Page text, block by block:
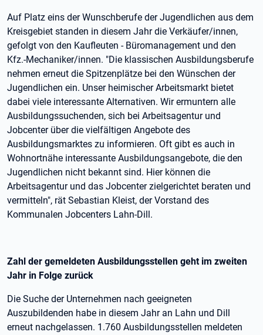
Auf Platz eins der Wunschberufe der Jugendlichen aus dem
Kreisgebiet standen in diesem Jahr die Verkäufer/innen,
gefolgt von den Kaufleuten - Büromanagement und den
Kfz.-Mechaniker/innen. "Die klassischen Ausbildungsberufe
nehmen erneut die Spitzenplätze bei den Wünschen der
Jugendlichen ein. Unser heimischer Arbeitsmarkt bietet
dabei viele interessante Alternativen. Wir ermuntern alle
Ausbildungssuchenden, sich bei Arbeitsagentur und
Jobcenter über die vielfältigen Angebote des
Ausbildungsmarktes zu informieren. Oft gibt es auch in
Wohnortnähe interessante Ausbildungsangebote, die den
Jugendlichen nicht bekannt sind. Hier können die
Arbeitsagentur und das Jobcenter zielgerichtet beraten und
vermitteln", rät Sebastian Kleist, der Vorstand des
Kommunalen Jobcenters Lahn-Dill.
Zahl der gemeldeten Ausbildungsstellen geht im zweiten
Jahr in Folge zurück
Die Suche der Unternehmen nach geeigneten
Auszubildenden habe in diesem Jahr an Lahn und Dill
erneut nachgelassen. 1.760 Ausbildungsstellen meldeten